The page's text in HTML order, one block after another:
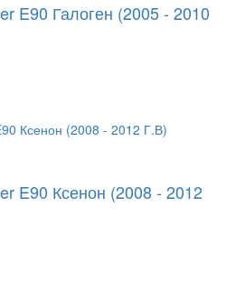
E90 Галоген (2005 - 2010
E90 Ксенон (2008 - 2012